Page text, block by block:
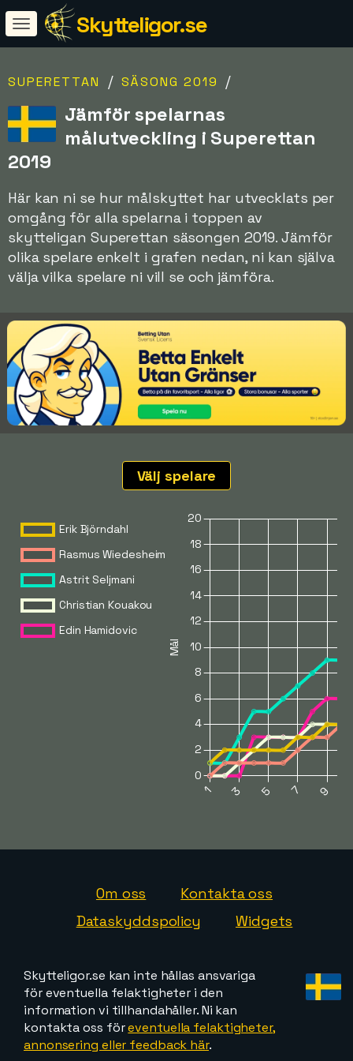
Skytteligor.se
SUPERETTAN / SÄSONG 2019 /
Jämför spelarnas
målutveckling i Superettan
2019
Här kan ni se hur målskyttet har utvecklats per
omgång för alla spelarna i toppen av
skytteligan Superettan säsongen 2019. Jämför
olika spelare enkelt i grafen nedan, ni kan själva
välja vilka spelare ni vill se och jämföra.
Välj spelare
Om oss
Kontakta oss
Dataskyddspolicy
Widgets
Skytteligor.se kan inte hållas ansvariga
för eventuella felaktigheter i den
information vi tillhandahåller. Ni kan
kontakta oss föreventuella felaktigheter,
annonsering eller feedback här.